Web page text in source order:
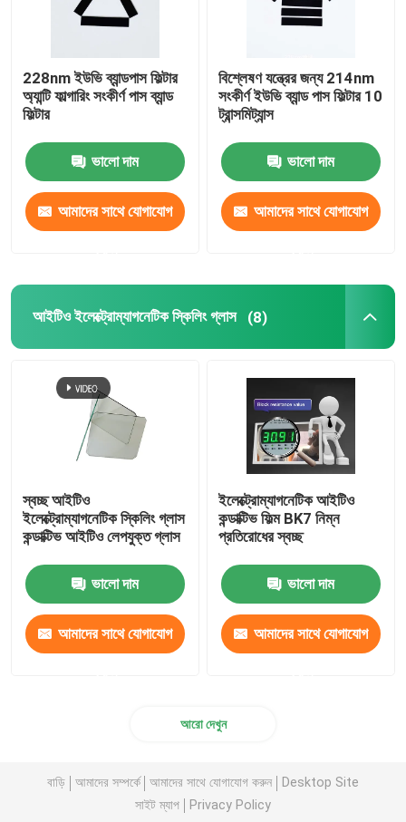
228nm ইউভি ব্যান্ডপাস ফিল্টার
অ্যান্টি ফাল্গারিং সংকীর্ণ পাস ব্যান্ড
ফিল্টার
ভালো দাম
আমাদের সাথে যোগাযোগ
বিশ্লেষণ যন্ত্রের জন্য 214nm
সংকীর্ণ ইউভি ব্যান্ড পাস ফিল্টার 10
ট্রান্সমিট্যান্স
ভালো দাম
আমাদের সাথে যোগাযোগ
আইটিও ইলেক্ট্রোম্যাগনেটিক স্কিলিং গ্লাস (8)
স্বচ্ছ আইটিও
ইলেক্ট্রোম্যাগনেটিক স্কিলিং গ্লাস
কন্ডাক্টিভ আইটিও লেপযুক্ত গ্লাস
ভালো দাম
আমাদের সাথে যোগাযোগ
ইলেক্ট্রোম্যাগনেটিক আইটিও
কন্ডাক্টিভ ফিল্ম BK7 নিম্ন
প্রতিরোধের স্বচ্ছ
ভালো দাম
আমাদের সাথে যোগাযোগ
আরো দেখুন
বাড়ি আমাদের সম্পর্কে আমাদের সাথে যোগাযোগ করুন
Desktop Site
সাইট ম্যাপ
Privacy Policy